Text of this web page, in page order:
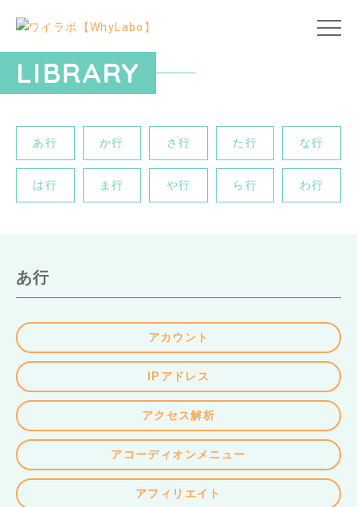
LIBRARY
あ行 か行 さ行 た行 な行
は行 ま行 や行 ら行 わ行
あ行
アカウント
IPアドレス
アクセス解析
アコーディオンメニュー
アフィリエイト